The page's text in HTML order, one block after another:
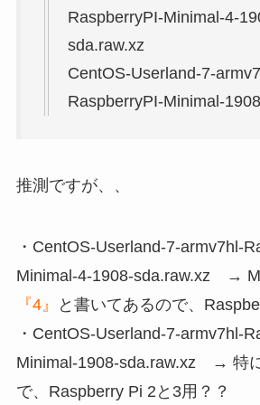
RaspberryPI-Minimal-4-
sda.raw.xz
CentOS-Userland-7-
RaspberryPI-Minimal-
推測ですが、、
・CentOS-Userland-7-armv7hl-
Minimal-4-1908-sda.raw.xz →
『4』
と書いてあるので、
・CentOS-Userland-7-armv7hl-
Minimal-1908-sda.raw.xz → 特
で、Raspberry Pi 2と3用？？